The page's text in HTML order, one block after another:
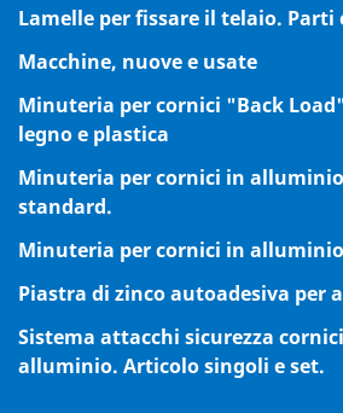
Lamelle per fissare il telaio. Parti
Macchine, nuove e usate
Minuteria per cornici "Back
legno e plastica
Minuteria per cornici in
standard.
Minuteria per cornici in
Piastra di zinco autoadesiva per
Sistema attacchi sicurezza
alluminio. Articolo singoli e set.